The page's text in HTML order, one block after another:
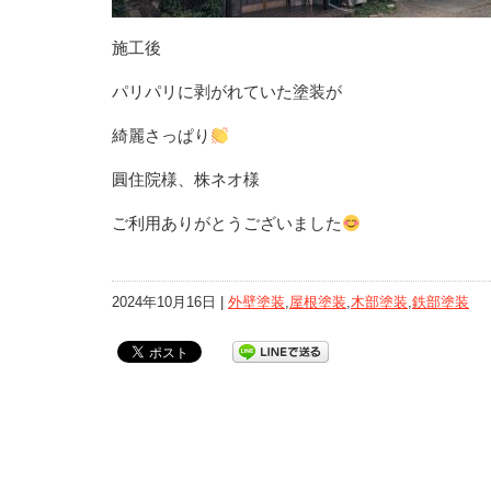
施工後
パリパリに剥がれていた塗装が
綺麗さっぱり
圓住院様、株ネオ様
ご利用ありがとうございました
2024年10月16日 | 外壁塗装,屋根塗装,木部塗装,鉄部塗装